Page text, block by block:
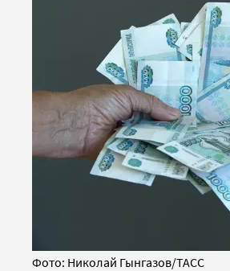
Фото: Николай Гынгазов/ТАСС